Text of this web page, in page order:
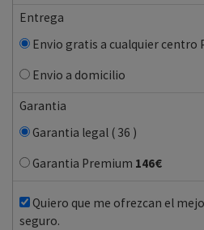
Entrega
Envio gratis a cualquier centro
Envio a domicilio
Garantia
Garantia legal ( 36 )
Garantia Premium 146€
Quiero que me ofrezcan el
seguro.